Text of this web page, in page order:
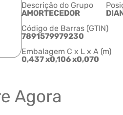
Descrição do Grupo
AMORTECEDOR
Código de Barras (GTIN)
7891579979230
Embalagem C x L x A (m)
0,437 x0,106 x0,070
Agora